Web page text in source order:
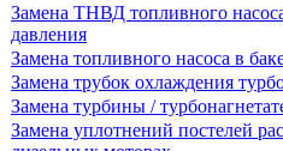
Замена ТНВД топливного
давления
Замена топливного насоса в
Замена трубок охлаждения
Замена турбины /
Замена уплотнений постелей